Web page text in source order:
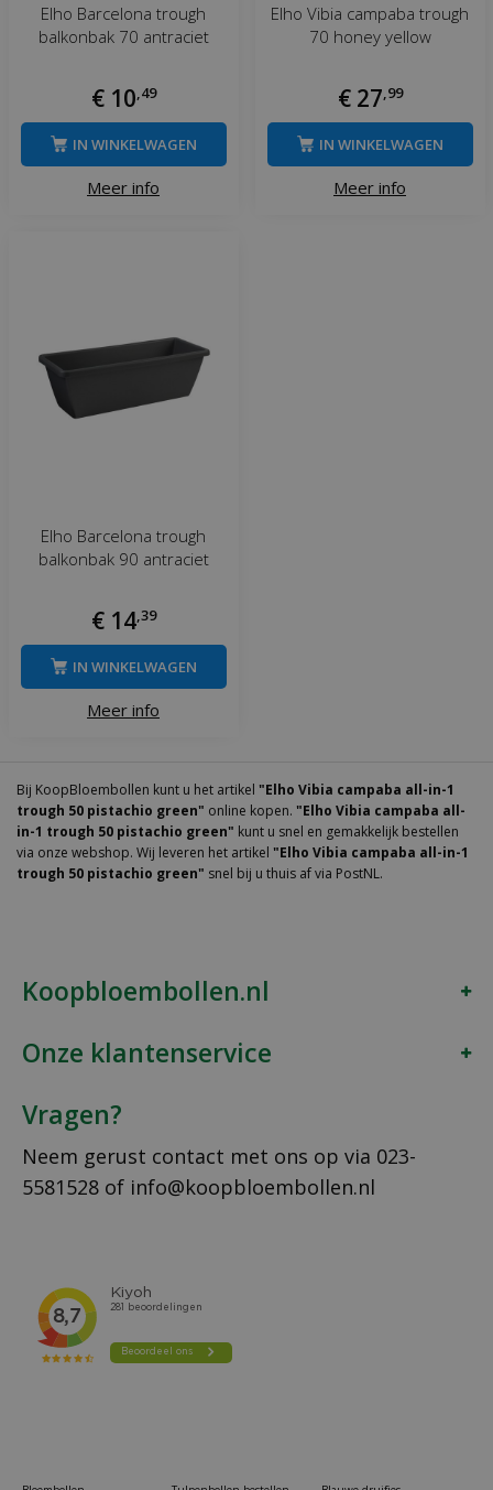
Elho Barcelona trough
balkonbak 70 antraciet
€ 10,49
Meer info
IN WINKELWAGEN
Elho Vibia campaba trough
70 honey yellow
€ 27,99
Meer info
IN WINKELWAGEN
Elho Barcelona trough
balkonbak 90 antraciet
€ 14,39
Meer info
IN WINKELWAGEN
Bij KoopBloembollen kunt u het artikel "Elho Vibia campaba all-in-1
trough 50 pistachio green" online kopen. "Elho Vibia campaba all-
in-1 trough 50 pistachio green" kunt u snel en gemakkelijk bestellen
via onze webshop. Wij leveren het artikel "Elho Vibia campaba all-in-1
trough 50 pistachio green" snel bij u thuis af via PostNL.
Koopbloembollen.nl
Onze klantenservice
Vragen?
Neem gerust contact met ons op via 023-
5581528 of info@koopbloembollen.nl